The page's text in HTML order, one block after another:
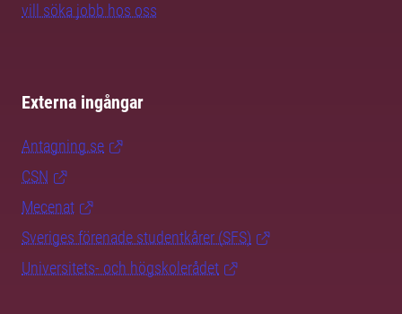
vill söka jobb hos oss
Externa ingångar
Antagning.se
CSN
Mecenat
Sveriges förenade studentkårer (SFS)
Universitets- och högskolerådet